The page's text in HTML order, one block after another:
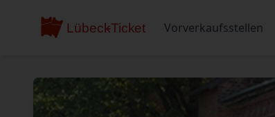
Vorverkaufsstellen